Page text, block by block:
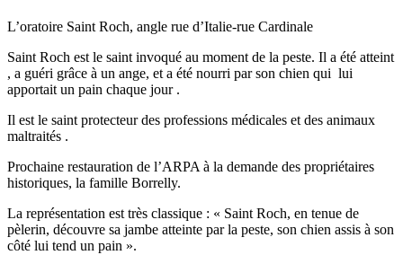
L’oratoire Saint Roch, angle rue d’Italie-rue Cardinale
Saint Roch est le saint invoqué au moment de la peste. Il a été atteint
, a guéri grâce à un ange, et a été nourri par son chien qui lui
apportait un pain chaque jour .
Il est le saint protecteur des professions médicales et des animaux
maltraités .
Prochaine restauration de l’ARPA à la demande des propriétaires
historiques, la famille Borrelly.
La représentation est très classique : « Saint Roch, en tenue de
pèlerin, découvre sa jambe atteinte par la peste, son chien assis à son
côté lui tend un pain ».